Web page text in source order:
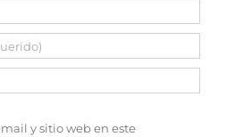
y sitio web en este